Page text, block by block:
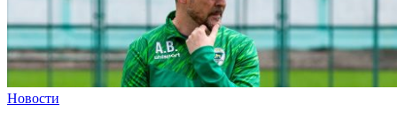
Новости